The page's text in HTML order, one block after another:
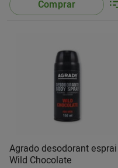
Comprar
Agrado desodorant esprai
Wild Chocolate